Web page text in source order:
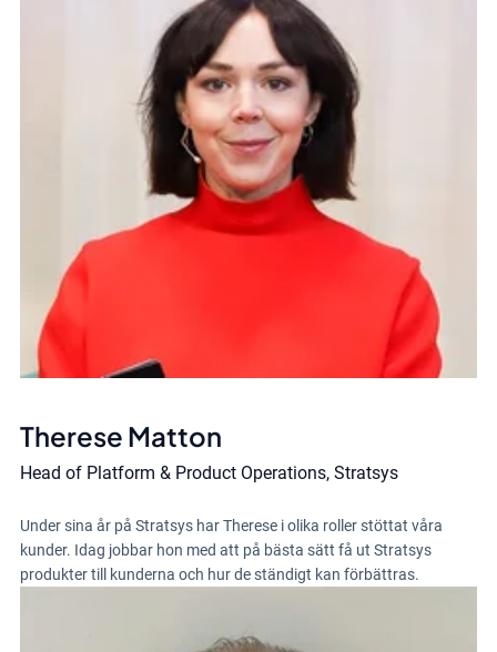
Therese Matton
Head of Platform & Product Operations, Stratsys
Under sina år på Stratsys har Therese i olika roller stöttat våra
kunder. Idag jobbar hon med att på bästa sätt få ut Stratsys
produkter till kunderna och hur de ständigt kan förbättras.